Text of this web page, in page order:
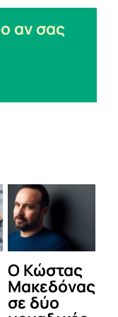
αν σας
Ο Κώστας
Μακεδόνας
σε δύο